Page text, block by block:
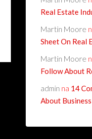
Real Estate
Martin Moore
Sheet On Real
Martin Moore
Follow About
admin na 14
About